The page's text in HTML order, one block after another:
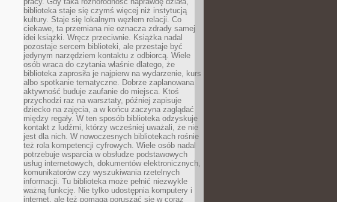
biblioteka staje się czymś więcej niż instytucją
kultury. Staje się lokalnym węzłem relacji. Co
ciekawe, ta przemiana nie oznacza zdrady samej
idei książki. Wręcz przeciwnie. Książka nadal
pozostaje sercem biblioteki, ale przestaje być
jedynym narzędziem kontaktu z odbiorcą. Wiele
osób wraca do czytania właśnie dlatego, że
biblioteka zaprosiła je najpierw na wydarzenie, kurs
albo spotkanie tematyczne. Dobrze zaplanowana
aktywność buduje zaufanie do miejsca. Ktoś
przychodzi raz na warsztaty, później zapisuje
dziecko na zajęcia, a w końcu zaczyna zaglądać
między regały. W ten sposób biblioteka odzyskuje
kontakt z ludźmi, którzy wcześniej uważali, że nie
jest dla nich. W nowoczesnych bibliotekach rośnie
też rola kompetencji cyfrowych. Wiele osób nadal
potrzebuje wsparcia w obsłudze podstawowych
usług internetowych, dokumentów elektronicznych,
komunikatorów czy wyszukiwania rzetelnych
informacji. Tu biblioteka może pełnić niezwykle
ważną funkcję. Nie tylko udostępnia komputery i
internet, ale też pomaga poruszać się w coraz